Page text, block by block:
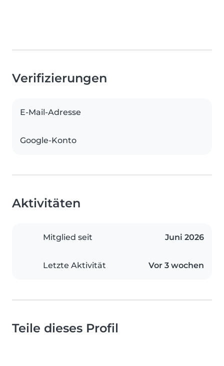
Verifizierungen
E-Mail-Adresse
Google-Konto
Aktivitäten
Mitglied seit Juni 2026
Letzte Aktivität Vor 3 wochen
Teile dieses Profil